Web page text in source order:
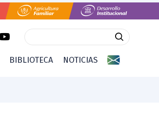
BIBLIOTECA NOTICIAS